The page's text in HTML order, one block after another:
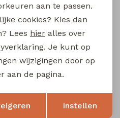
flinq newborn
9,99
Opslaan
aan te passen.
cookies? Kies dan
Lees hier alles over
Je kunt op
wijzigingen door op
aan de pagina.
Instellen